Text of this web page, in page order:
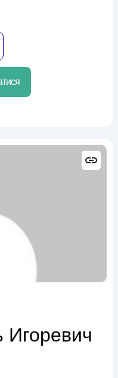
Игоревич